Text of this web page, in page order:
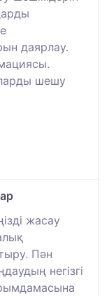
даярлау.
шешу
жасау
Пән
негізгі